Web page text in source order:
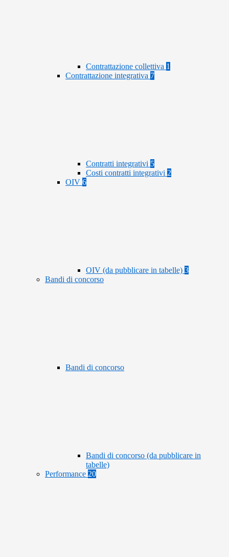
Contrattazione collettiva 1
Contrattazione integrativa 7
Contratti integrativi 5
Costi contratti integrativi 2
OIV 6
OIV (da pubblicare in tabelle) 3
Bandi di concorso
Bandi di concorso
Bandi di concorso (da pubblicare in
tabelle)
Performance 20